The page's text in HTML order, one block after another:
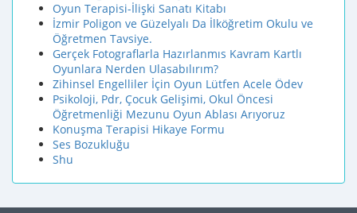
Oyun Terapisi-İlişki Sanatı Kitabı
İzmir Poligon ve Güzelyalı Da İlköğretim Okulu ve
Öğretmen Tavsiye.
Gerçek Fotograflarla Hazırlanmıs Kavram Kartlı
Oyunlara Nerden Ulasabılırım?
Zihinsel Engelliler İçin Oyun Lütfen Acele Ödev
Psikoloji, Pdr, Çocuk Gelişimi, Okul Öncesi
Öğretmenliği Mezunu Oyun Ablası Arıyoruz
Konuşma Terapisi Hikaye Formu
Ses Bozukluğu
Shu